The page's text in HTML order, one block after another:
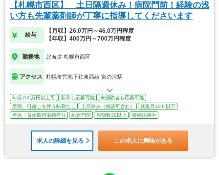
【札幌市西区】 土日隔週休み！病院門前！経験の浅
い方も先輩薬剤師が丁寧に指導してくださいます
給与
【月収】26.0万円～46.0万円程度
【年収】400万円～700万円程度
勤務地 北海道 札幌市西区
アクセス 札幌市営地下鉄東西線 宮の沢駅
年収700万円以上可 新卒も応募可能
未経験者も応募可能
原則、引越しを伴う転勤なし
土日休み（相談可含む）
残業月10ｈ以下
産休・育休取得実績有り
総合門前 店舗数30以上 積極採用中
求人の詳細を見る この求人に興味がある